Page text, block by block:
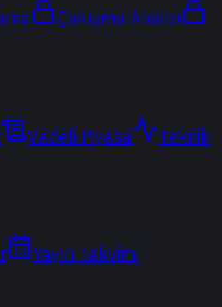
Çakışma Analizi
Vadeli Piyasa
Teknik
Yayın Takvimi